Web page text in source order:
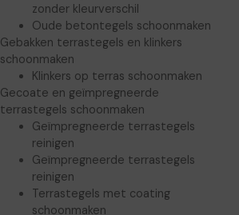
zonder kleurverschil
Oude betontegels schoonmaken
Gebakken terrastegels en klinkers
schoonmaken
Klinkers op terras schoonmaken
Gecoate en geïmpregneerde
terrastegels schoonmaken
Geïmpregneerde terrastegels
reinigen
Geïmpregneerde terrastegels
reinigen
Terrastegels met coating
schoonmaken